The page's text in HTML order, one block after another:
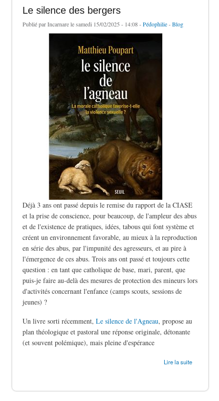
Le silence des bergers
Publié parIncarnarele samedi 15/02/2025 - 14:08 -Pédophilie-Blog
Déjà 3 ans ont passé depuis le remise du rapport de la CIASE
et la prise de conscience, pour beaucoup, de l'ampleur des abus
et de l'existence de pratiques, idées, tabous qui font système et
créent un environnement favorable, au mieux à la reproduction
en série des abus, par l'impunité des agresseurs, et au pire à
l'émergence de ces abus. Trois ans ont passé et toujours cette
question : en tant que catholique de base, mari, parent, que
puis-je faire au-delà des mesures de protection des mineurs lors
d'activités concernant l'enfance (camps scouts, sessions de
jeunes) ?
Un livre sorti récemment, Le silence de l'Agneau, propose au
plan théologique et pastoral une réponse originale, détonante
(et souvent polémique), mais pleine d'espérance
Lire la suite